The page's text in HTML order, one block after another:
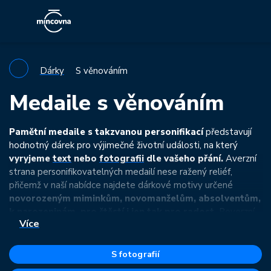
Dárky S věnováním
Medaile s věnováním
Pamětní medaile s takzvanou personifikacípředstavují
hodnotný dárek pro výjimečné životní události, na který
vyryjeme text nebo fotografii dle vašeho přání. Averzní
strana personifikovatelných medailí nese ražený reliéf,
přičemž v naší nabídce najdete dárkové motivy určené
novorozeným miminkům, novomanželům, absolventům,
strana pak předkládá prázdný prostor pro rytinu.
Pokud si z následující nabídky ražených motivů nevyberete,
nabízíme i medaile soboustrannou personifikací.Ty mají
Více
S fotografií